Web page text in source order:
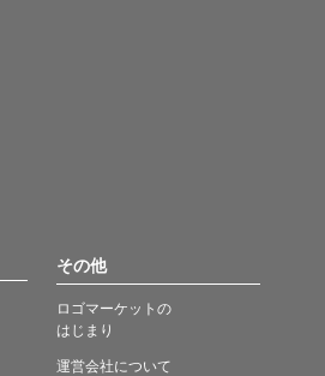
その他
ロゴマーケットの
はじまり
運営会社について